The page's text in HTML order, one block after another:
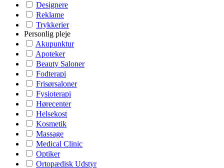
Designere
Reklame
Trykkerier
Personlig pleje
Akupunktur
Apoteker
Beauty Saloner
Fodterapi
Frisørsaloner
Fysioterapi
Hørecenter
Helsekost
Kosmetik
Massage
Medical Clinic
Optiker
Ortopædisk Udstyr